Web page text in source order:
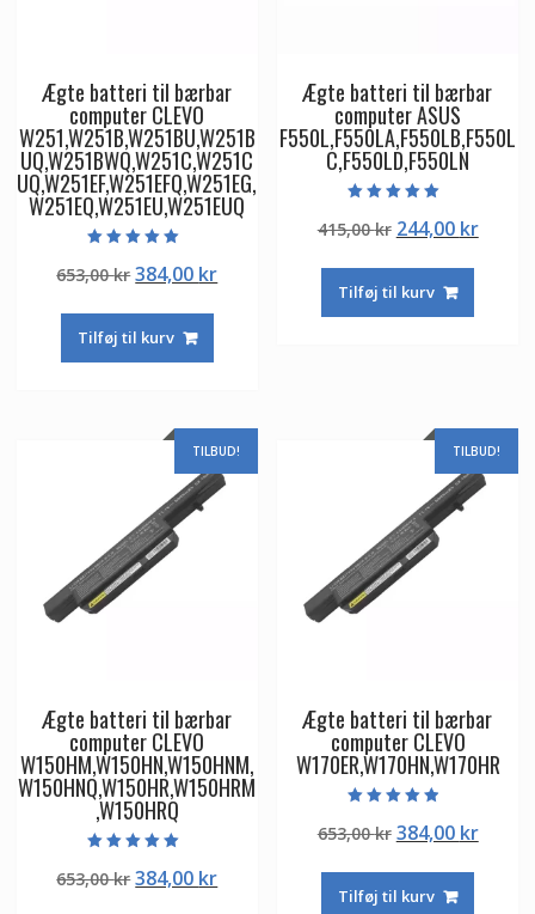
Ægte batteri til bærbar
computer CLEVO
W251,W251B,W251BU,W251B
UQ,W251BWQ,W251C,W251C
UQ,W251EF,W251EFQ,W251EG,
W251EQ,W251EU,W251EUQ
5.00
ud af 5
653,00krDen
pris
var:
384,00 krDen
Tilføj til kurv
Ægte batteri til bærbar
computer ASUS
F550L,F550LA,F550LB,F550L
C,F550LD,F550LN
5.00
ud af 5
415,00kr Den
pris
var:
244,00 krDen
Tilføj til kurv
TILBUD!
Ægte batteri til bærbar
computer CLEVO
W150HM,W150HN,W150HNM,
W150HNQ,W150HR,W150HRM
,W150HRQ
5.00
ud af 5
653,00krDen
384,00 krDen
TILBUD!
Ægte batteri til bærbar
computer CLEVO
W170ER,W170HN,W170HR
4.50
ud af 5
653,00kr Den
pris
384,00 krDen
Tilføj til kurv